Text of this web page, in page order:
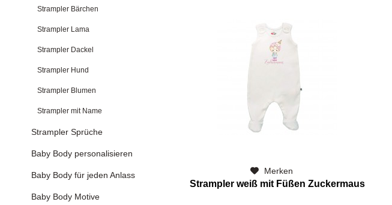
Strampler Bärchen
Strampler Lama
Strampler Dackel
Strampler Hund
Strampler Blumen
Strampler mit Name
Strampler Sprüche
Baby Body personalisieren
Baby Body für jeden Anlass
Baby Body Motive
Merken
Strampler weiß mit Füßen Zuckermaus